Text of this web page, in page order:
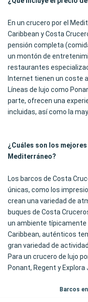
En un crucero por el
Caribbean y Costa
pensión completa
un montón de
restaurantes
Internet tienen un coste
Líneas de lujo como
parte, ofrecen una
incluidas, así como la
¿Cuáles son los
Mediterráneo?
Los barcos de Costa
únicas, como los
crean una variedad de
buques de Costa
un ambiente típicamente
Caribbean, auténticos
gran variedad de
Para un crucero de lujo
Ponant, Regent y
Barcos